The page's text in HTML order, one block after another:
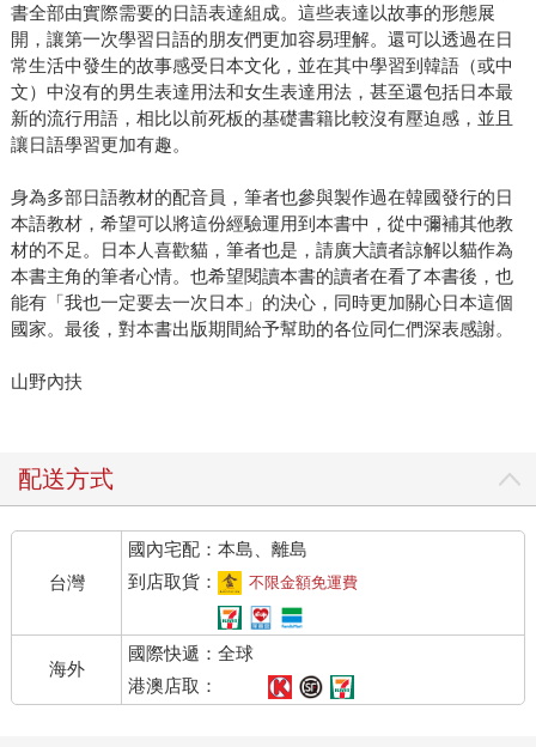
書全部由實際需要的日語表達組成。這些表達以故事的形態展
開，讓第一次學習日語的朋友們更加容易理解。還可以透過在日
常生活中發生的故事感受日本文化，並在其中學習到韓語（或中
文）中沒有的男生表達用法和女生表達用法，甚至還包括日本最
新的流行用語，相比以前死板的基礎書籍比較沒有壓迫感，並且
讓日語學習更加有趣。
身為多部日語教材的配音員，筆者也參與製作過在韓國發行的日
本語教材，希望可以將這份經驗運用到本書中，從中彌補其他教
材的不足。日本人喜歡貓，筆者也是，請廣大讀者諒解以貓作為
本書主角的筆者心情。也希望閱讀本書的讀者在看了本書後，也
能有「我也一定要去一次日本」的決心，同時更加關心日本這個
國家。最後，對本書出版期間給予幫助的各位同仁們深表感謝。
山野內扶
配送方式
台灣
國內宅配：本島、離島
到店取貨：
不限金額免運費
海外
國際快遞：全球
港澳店取：